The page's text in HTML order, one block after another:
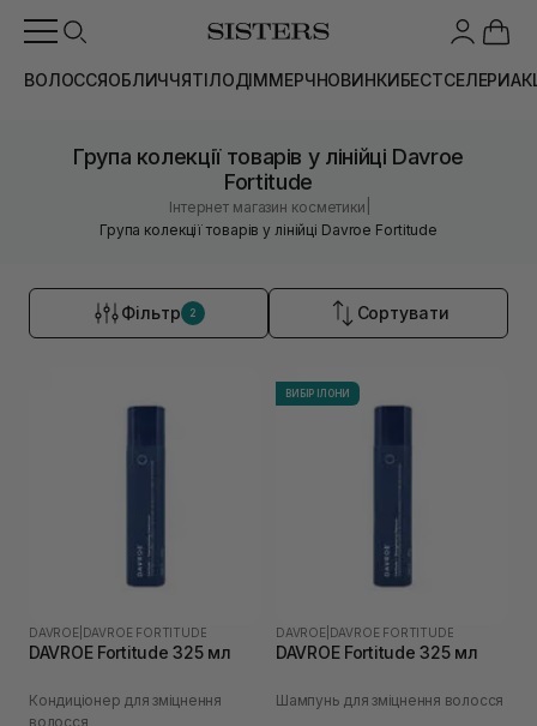
ВОЛОССЯОБЛИЧЧЯТІЛОДІММЕРЧНОВИНКИБЕСТСЕЛЕРИ
Група колекції товарів у лінійці Davroe
Fortitude
Інтернет магазин косметики
Група колекції товарів у лінійці Davroe Fortitude
Фільтр 2 Сортувати
DAVROE DAVROE FORTITUDE
DAVROE Fortitude 325 мл
Кондиціонер для зміцнення
волосся
ВИБІР ІЛОНИ
DAVROE DAVROE FORTITUDE
DAVROE Fortitude 325 мл
Шампунь для зміцнення волосся